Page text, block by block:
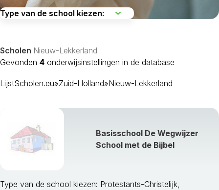
Scholen Nieuw-Lekkerland
Gevonden 4 onderwijsinstellingen in de database
LijstScholen.eu»Zuid-Holland»Nieuw-Lekkerland
Basisschool De Wegwijzer
School met de Bijbel
Type van de school kiezen: Protestants-Christelijk,